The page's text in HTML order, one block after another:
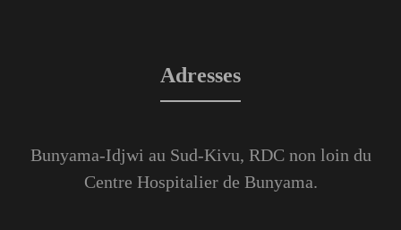
Adresses
Bunyama-Idjwi au Sud-Kivu, RDC non loin du
Centre Hospitalier de Bunyama.